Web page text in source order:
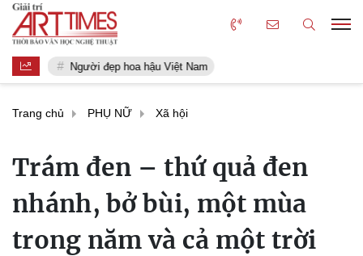
Người đẹp hoa hậu Việt Nam
Trang chủ PHỤ NỮ Xã hội
Trám đen – thứ quả đen
nhánh, bở bùi, một mùa
trong năm và cả một trời